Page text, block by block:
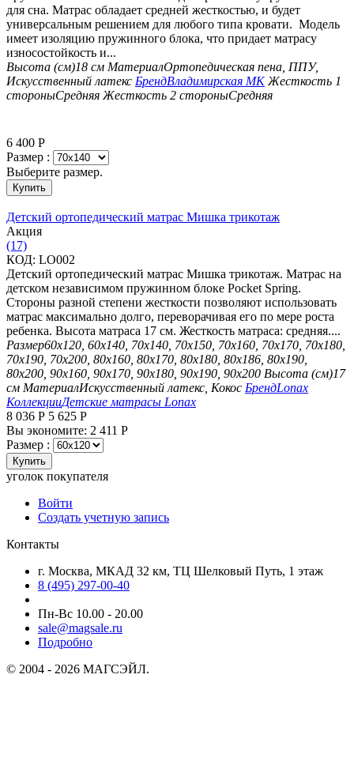
для сна. Матрас обладает средней жесткостью, и будет
универсальным решением для любого типа кровати. Модель
имеет изоляцию пружинного блока, что придает матрасу
износостойкость и...
Высота (см)18 см МатериалОртопедическая пена, ППУ,
Искусственный латекс БрендВладимирская МК Жесткость 1
стороныСредняя Жесткость 2 стороныСредняя
6 400 Р
Размер :
Выберите размер.
Купить
Детский ортопедический матрас Мишка трикотаж
Aкция
(17)
КОД: LO002
Детский ортопедический матрас Мишка трикотаж. Матрас на
детском независимом пружинном блоке Pocket Spring.
Стороны разной степени жесткости позволяют использовать
матрас максимально долго, переворачивая его по мере роста
ребенка. Высота матраса 17 см. Жесткость матраса: средняя....
Размер60х120, 60х140, 70х140, 70х150, 70х160, 70х170, 70х180,
70х190, 70х200, 80х160, 80х170, 80х180, 80х186, 80х190,
80х200, 90х160, 90х170, 90х180, 90х190, 90х200 Высота (см)17
см МатериалИскусственный латекс, Кокос БрендLonax
КоллекцииДетские матрасы Lonax
8 036 Р 5 625 Р
Вы экономите: 2 411 Р
Размер :
Купить
уголок покупателя
Войти
Создать учетную запись
Контакты
г. Москва, МКАД 32 км, ТЦ Шелковый Путь, 1 этаж
8 (495) 297-00-40
Пн-Вс 10.00 - 20.00
sale@magsale.ru
Подробно
© 2004 - 2026 МАГСЭЙЛ.